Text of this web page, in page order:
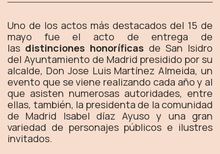
Uno de los actos más destacados del 15 de
mayo fue el acto de entrega de
las distinciones honoríficas de San Isidro
del Ayuntamiento de Madrid presidido por su
alcalde, Don Jose Luis Martínez Almeida, un
evento que se viene realizando cada año y al
que asisten numerosas autoridades, entre
ellas, también, la presidenta de la comunidad
de Madrid Isabel díaz Ayuso y una gran
variedad de personajes públicos e ilustres
invitados.